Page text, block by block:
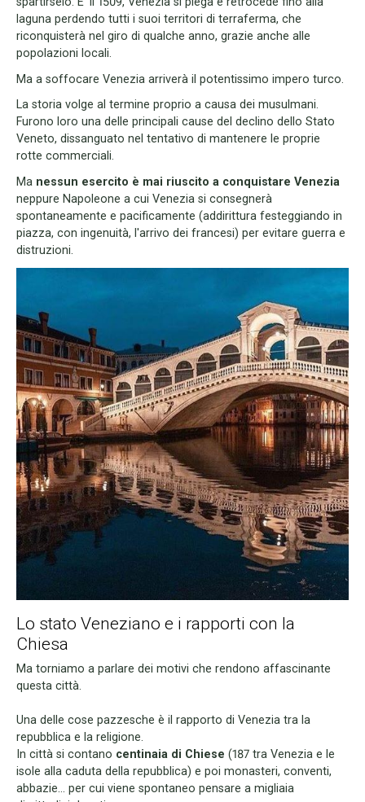
laguna perdendo tutti i suoi territori di terraferma, che
riconquisterà nel giro di qualche anno, grazie anche alle
popolazioni locali.
Ma a soffocare Venezia arriverà il potentissimo impero turco.
La storia volge al termine proprio a causa dei musulmani.
Furono loro una delle principali cause del declino dello Stato
Veneto, dissanguato nel tentativo di mantenere le proprie
rotte commerciali.
Ma nessun esercito è mai riuscito a conquistare Venezia
neppure Napoleone a cui Venezia si consegnerà
spontaneamente e pacificamente (addirittura festeggiando in
piazza, con ingenuità, l'arrivo dei francesi) per evitare guerra e
distruzioni.
Lo stato Veneziano e i rapporti con la
Chiesa
Ma torniamo a parlare dei motivi che rendono affascinante
questa città.
Una delle cose pazzesche è il rapporto di Venezia tra la
repubblica e la religione.
In città si contano centinaia di Chiese (187 tra Venezia e le
isole alla caduta della repubblica) e poi monasteri, conventi,
abbazie... per cui viene spontaneo pensare a migliaia